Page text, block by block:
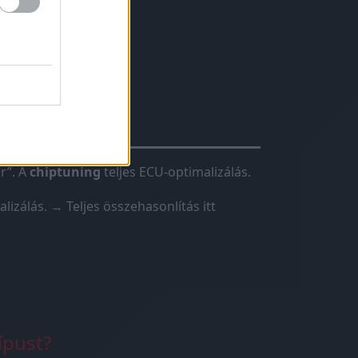
Achiptuningteljes ECU-optimalizálás.
→ Teljes összehasonlítás itt